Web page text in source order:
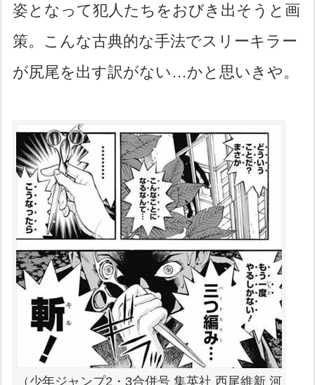
姿となって犯人たちをおびき出そうと画
策。こんな古典的な手法でスリーキラー
が尻尾を出す訳がない…かと思いきや。
（少年ジャンプ2・3合併号 集英社 西尾維新 河